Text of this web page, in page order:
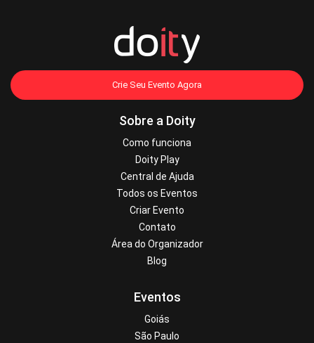
Crie Seu Evento Agora
Sobre a Doity
Como funciona
Doity Play
Central de Ajuda
Todos os Eventos
Criar Evento
Contato
Área do Organizador
Blog
Eventos
Goiás
São Paulo